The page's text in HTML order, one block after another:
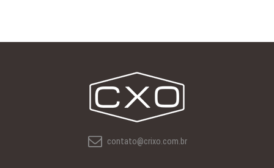
contato@crixo.com.br